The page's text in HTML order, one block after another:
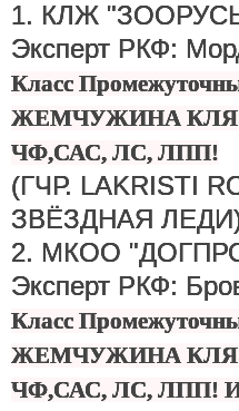
1. КЛЖ
Эксперт РКФ:
Класс
ЖЕМЧУЖИНА
ЧФ,САС, ЛС, ЛПП!
(ГЧР. LAKRISTI
ЗВЁЗДНАЯ
2. МКОО
Эксперт РКФ:
Класс
ЖЕМЧУЖИНА
ЧФ,САС, ЛС, ЛПП! И,